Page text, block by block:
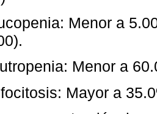
Menor a
Menor a
Mayor a